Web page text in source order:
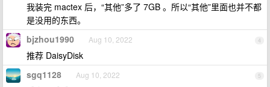
我装完 mactex 后，“其他”多了 7GB 。所以“其他”里面也并不都
是没用的东西。
4
bjzhou1990 Aug 10, 2022
推荐 DaisyDisk
5
sgq1128 Aug 10, 2022